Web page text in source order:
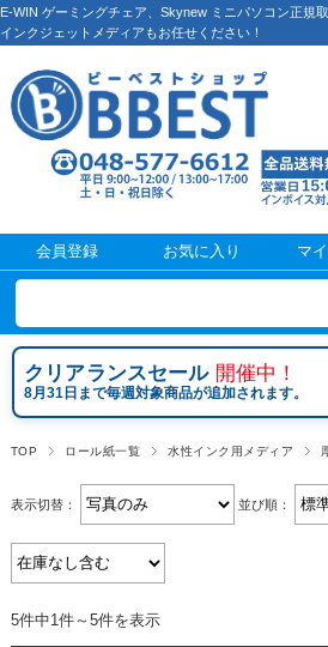
E-WIN ゲーミングチェア、Skynew ミニパソコン正規
インクジェットメディアもお任せください！
会員登録 お気に入り マ
クリアランスセール 開催中！
8月31日まで毎週対象商品が追加されます。
TOP ロール紙一覧 水性インク用メディア
表示切替： 並び順：
5件中1件～5件を表示